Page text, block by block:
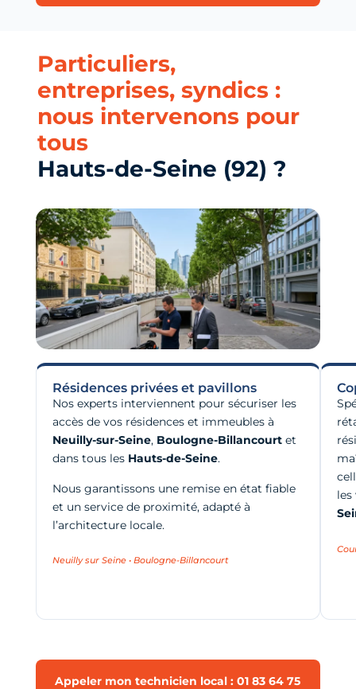
Particuliers,
entreprises, syndics :
nous intervenons pour
tous
Hauts-de-Seine (92) ?
Résidences privées et pavillons
Nos experts interviennent pour sécuriser les
accès de vos résidences et immeubles à
Neuilly-sur-Seine, Boulogne-Billancourtet
dans tous les Hauts-de-Seine.
Nous garantissons une remise en état fiable
et un service de proximité, adapté à
l’architecture locale.
Neuilly sur Seine • Boulogne-Billancourt
Appeler mon technicien local : 01 83 64 75